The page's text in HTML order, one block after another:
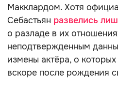
Макклардом. Хотя
Себастьян развелись
о разладе в их
неподтвержденным
измены актёра, о
вскоре после рождения